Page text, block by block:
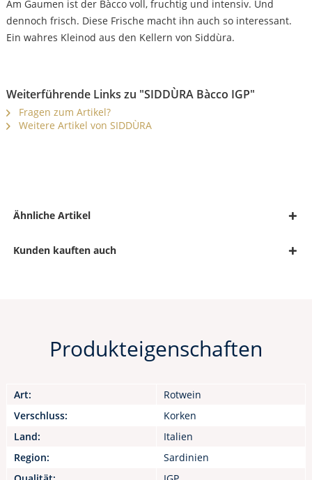
Am Gaumen ist der Bàcco voll, fruchtig und intensiv. Und
dennoch frisch. Diese Frische macht ihn auch so interessant.
Ein wahres Kleinod aus den Kellern von Siddùra.
Weiterführende Links zu "SIDDÙRA Bàcco IGP"
Fragen zum Artikel?
Weitere Artikel von SIDDÙRA
Ähnliche Artikel
Kunden kauften auch
Produkteigenschaften
Art:
Rotwein
Verschluss:
Korken
Land:
Italien
Region:
Sardinien